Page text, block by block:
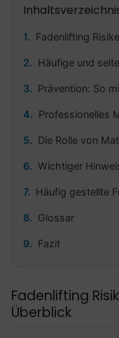
Fadenlifting
Häufige und
Prävention: So
Professionelles
Die Rolle von
Wichtiger
Häufig gestellte
Glossar
Fazit
Fadenlifting
Überblick